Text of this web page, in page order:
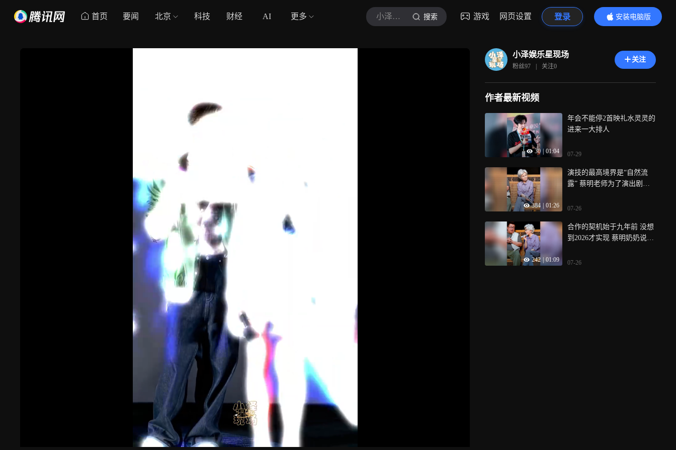
首页 要闻 北京 科技 财经 AI 更多 小泽娱乐星现场 搜索 游戏 网页设置 登录
安装电脑版
内容更精彩
小泽娱乐星现场
粉丝97 | 关注0
关注
作者最新视频
30 01:04
年会不能停2首映礼水灵灵的
进来一大排人
07-29
384 01:26
演技的最高境界是“自然流
露” 蔡明老师为了演出剧中
病情有逐渐进展，她去观察
正常的人才会一直试图证明
自己正常，这就是阿尔兹海
的状态
07-26
242 01:09
合作的契机始于九年前 没想
到2026才实现 蔡明奶奶说小
默症患者，她也知道身边很
07-26